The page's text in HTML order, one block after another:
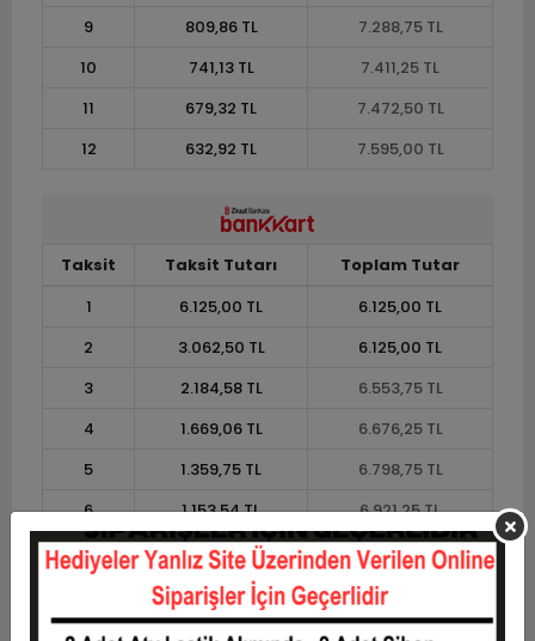
9
809,86 TL
7.288,75 TL
10
741,13 TL
7.411,25 TL
11
679,32 TL
7.472,50 TL
12
632,92 TL 7.595,00 TL
Taksit Taksit Tutarı
Toplam Tutar
1
6.125,00 TL
6.125,00 TL
2
3.062,50 TL
6.125,00 TL
3
2.184,58 TL
6.553,75 TL
4
1.669,06 TL
6.676,25 TL
5
1.359,75 TL
6.798,75 TL
6
1.153,54 TL
6.921,25 TL
7
1.006,25 TL
7.043,75 TL
895,78 TL
7.166,25 TL
9
809,86 TL
7.288,75 TL